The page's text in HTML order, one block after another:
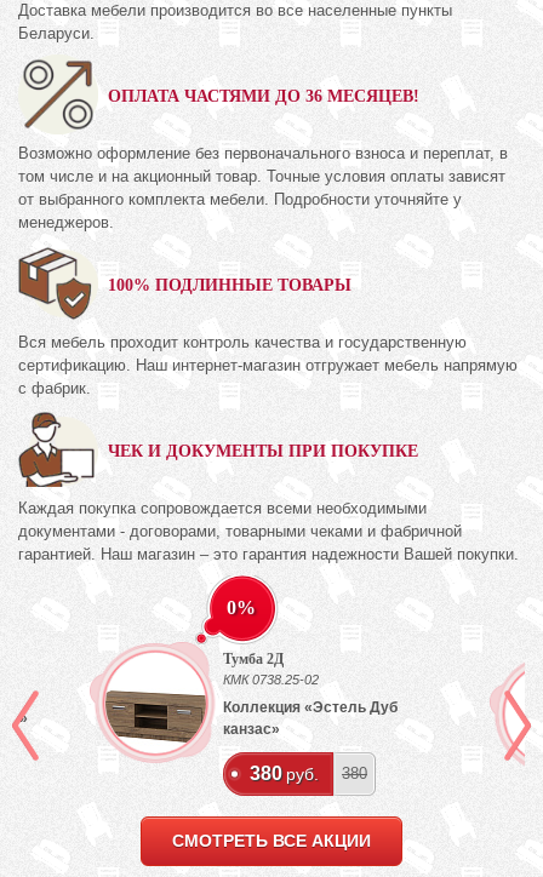
Доставка мебели производится во все населенные пункты
Беларуси.
ОПЛАТА ЧАСТЯМИ ДО 36 МЕСЯЦЕВ!
Возможно оформление без первоначального взноса и переплат, в
том числе и на акционный товар. Точные условия оплаты зависят
от выбранного комплекта мебели. Подробности уточняйте у
менеджеров.
100% ПОДЛИННЫЕ ТОВАРЫ
Вся мебель проходит контроль качества и государственную
сертификацию. Наш интернет-магазин отгружает мебель напрямую
с фабрик.
ЧЕК И ДОКУМЕНТЫ ПРИ ПОКУПКЕ
Каждая покупка сопровождается всеми необходимыми
документами - договорами, товарными чеками и фабричной
гарантией. Наш магазин – это гарантия надежности Вашей покупки.
0%
Тумба 2Д
КМК 0738.25-02
Коллекция «Эстель Дуб
канзас»
380 руб. 380
СМОТРЕТЬ ВСЕ АКЦИИ